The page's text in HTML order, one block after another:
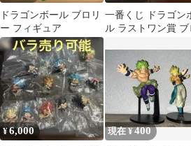
ドラゴンボール ブロリ
ー フィギュア
一番くじ ドラゴン
ル ラストワン賞 ブ
¥6,000 現在 ¥400